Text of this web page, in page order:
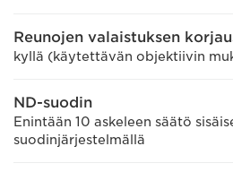
Reunojen valaistuksen
kyllä (käytettävän objektiivin
ND-suodin
Enintään 10 askeleen säätö
suodinjärjestelmällä